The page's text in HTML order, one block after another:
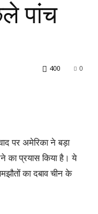
पांच
0
400
पर अमेरिका ने बड़ा
का प्रयास किया है। ये
का दबाव चीन के